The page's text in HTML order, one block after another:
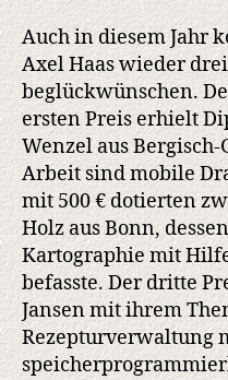
Auch in diesem Jahr
Axel Haas wieder
beglückwünschen.
ersten Preis erhielt
Wenzel aus
Arbeit sind mobile
mit 500 € dotierten
Holz aus Bonn,
Kartographie mit
befasste. Der dritte
Jansen mit ihrem
Rezepturverwaltung